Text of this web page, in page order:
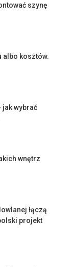
szynę
albo kosztów.
wybrać
wnętrz
łączą
projekt